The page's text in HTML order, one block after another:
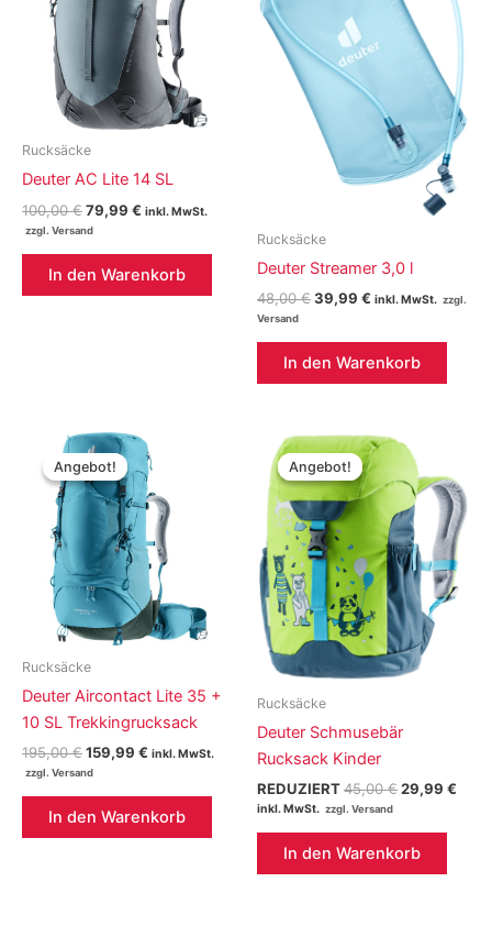
Rucksäcke
Deuter AC Lite 14 SL
100,00€Ursprünglicher
Preis
100,00 €
79,99 € Aktueller
79,99 €.
inkl. MwSt.
In den Warenkorb
Rucksäcke
Deuter Streamer 3,0 l
48,00€Ursprünglicher
48,00 €
39,99 € Aktueller
39,99 €.
inkl. MwSt.
In den Warenkorb
Angebot!
Angebot!
Rucksäcke
Deuter Aircontact Lite 35 +
10 SL Trekkingrucksack
195,00€Ursprünglicher
Preis
195,00 €
159,99 € Aktueller
159,99 €.
inkl. MwSt.
In den Warenkorb
Angebot!
Angebot!
Rucksäcke
Deuter Schmusebär
Rucksack Kinder
REDUZIERT45,00€
45,00 €
29,99 €
inkl. MwSt.
In den Warenkorb